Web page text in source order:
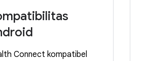
Connect kompatibel